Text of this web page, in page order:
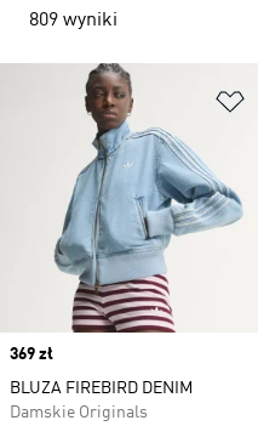
809 wyniki
Price
369 zł
BLUZA FIREBIRD DENIM
Damskie Originals